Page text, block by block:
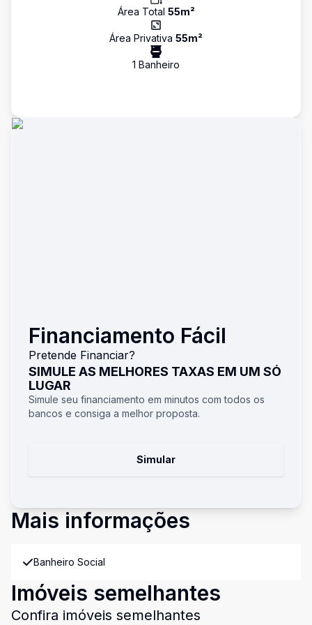
Área Total 55m²
Área Privativa 55m²
1 Banheiro
Financiamento Fácil
Pretende Financiar?
SIMULE AS MELHORES TAXAS EM UM SÓ
LUGAR
Simule seu financiamento em minutos com todos os
bancos e consiga a melhor proposta.
Simular
Mais informações
Banheiro Social
Imóveis semelhantes
Confira imóveis semelhantes